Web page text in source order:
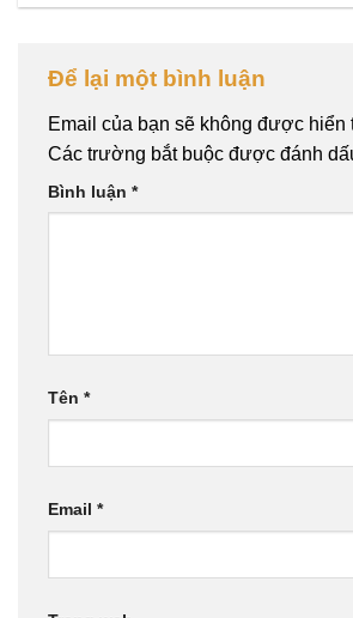
Để lại một bình luận
Email của bạn sẽ không được hiển
Các trường bắt buộc được đánh
Bình luận *
Tên *
Email *